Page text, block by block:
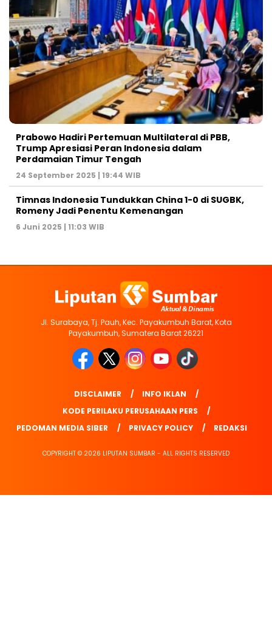
Prabowo Hadiri Pertemuan Multilateral di PBB,
Trump Apresiasi Peran Indonesia dalam
Perdamaian Timur Tengah
24 September 2025 | 19:44 WIB
Timnas Indonesia Tundukkan China 1-0 di SUGBK,
Romeny Jadi Penentu Kemenangan
6 Juni 2025 | 11:03 WIB
Jl. Surabaya, Tj. Pauh, Kec. Payakumbuh Barat, Kota
Payakumbuh, Sumatera Barat 26221
DISCLAIMER
INFO IKLAN
KODE PERILAKU PERUSAHAAN PERS
PEDOMAN MEDIA SIBER
PRIVACY POLICY REDAKSI
COPYRIGHT © 2026 LIPUTAN SUMBAR - ALL RIGHTS RESERVED